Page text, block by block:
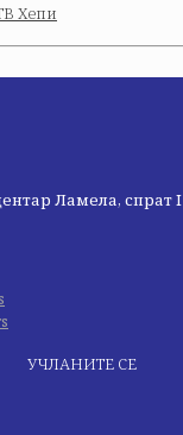
Хепи
Ламела, спрат I
УЧЛАНИТЕ СЕ